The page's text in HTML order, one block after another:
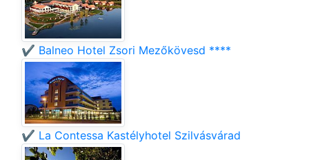
✔️ Balneo Hotel Zsori Mezőkövesd ****
✔️ La Contessa Kastélyhotel Szilvásvárad